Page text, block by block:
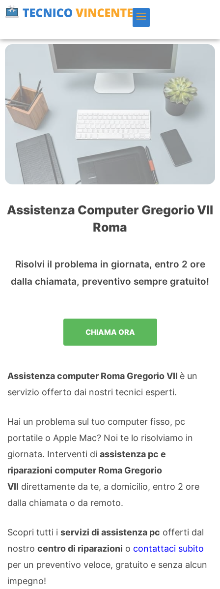
Assistenza Computer Gregorio VII
Roma
Risolvi il problema in giornata, entro 2 ore
dalla chiamata, preventivo sempre gratuito!
CHIAMA ORA
Assistenza computer Roma Gregorio VII è un
servizio offerto dai nostri tecnici esperti.
Hai un problema sul tuo computer fisso, pc
portatile o Apple Mac? Noi te lo risolviamo in
giornata. Interventi di assistenza pc e
riparazioni computer Roma Gregorio
VII direttamente da te, a domicilio, entro 2 ore
dalla chiamata o da remoto.
Scopri tutti i servizi di assistenza pc offerti dal
nostro centro di riparazioni o contattaci subito
per un preventivo veloce, gratuito e senza alcun
impegno!